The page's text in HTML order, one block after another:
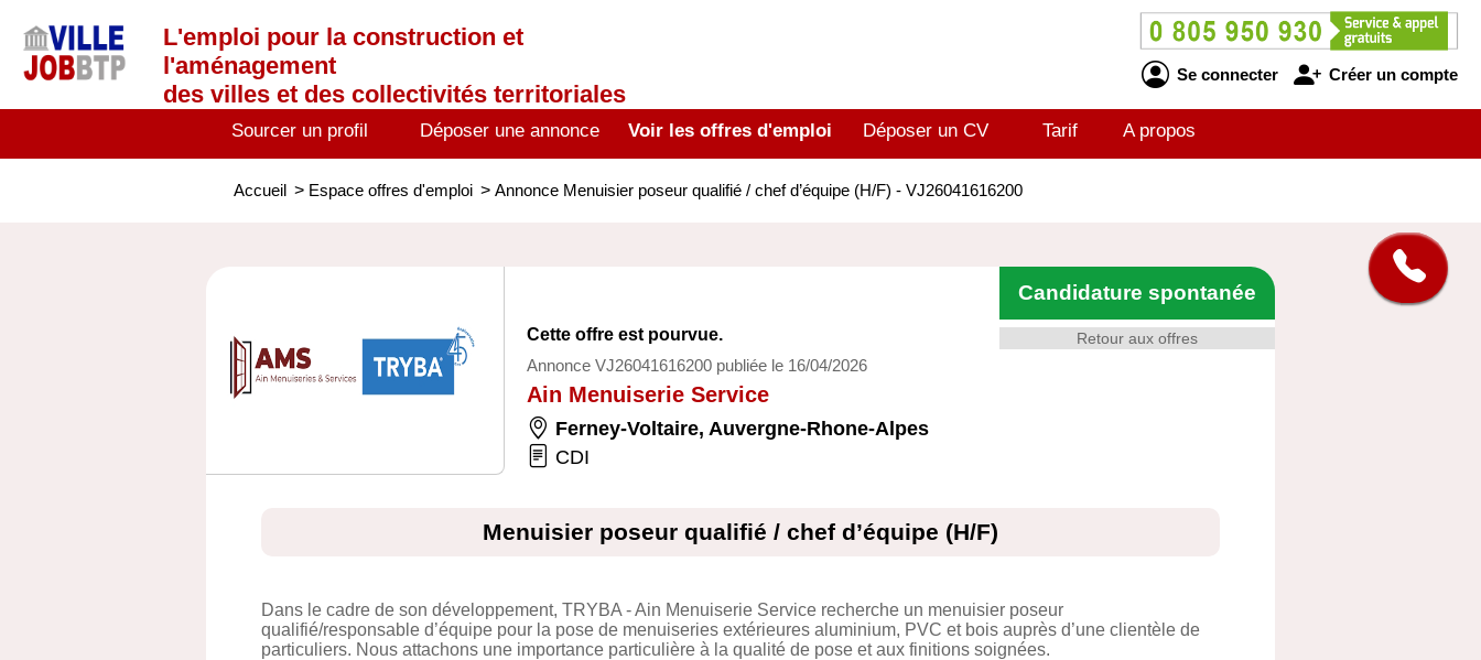
L'emploi pour la construction et
l'aménagement
des villes et des collectivités territoriales
Se connecter Créer un compte
Sourcer un profil Déposer une annonce Voir les offres d'emploi Déposer un CV Tarif A propos
Accueil > Espace offres d'emploi > Annonce Menuisier poseur qualifié / chef d’équipe (H/F) - VJ26041616200
Retour aux offres
Candidature spontanée
Cette offre est pourvue.
Annonce VJ26041616200 publiée le 16/04/2026
Ain Menuiserie Service
Ferney-Voltaire, Auvergne-Rhone-Alpes
CDI
Menuisier poseur qualifié / chef d’équipe (H/F)
Dans le cadre de son développement, TRYBA - Ain Menuiserie Service recherche un menuisier poseur
qualifié/responsable d’équipe pour la pose de menuiseries extérieures aluminium, PVC et bois auprès d’une clientèle de
particuliers. Nous attachons une importance particulière à la qualité de pose et aux finitions soignées.